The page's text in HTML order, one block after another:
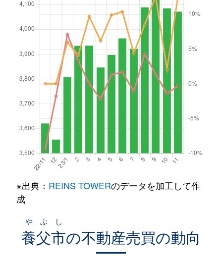
※出典： REINS TOWERのデータを加工して作
成
養父市
やぶし
の不動産売買の動向